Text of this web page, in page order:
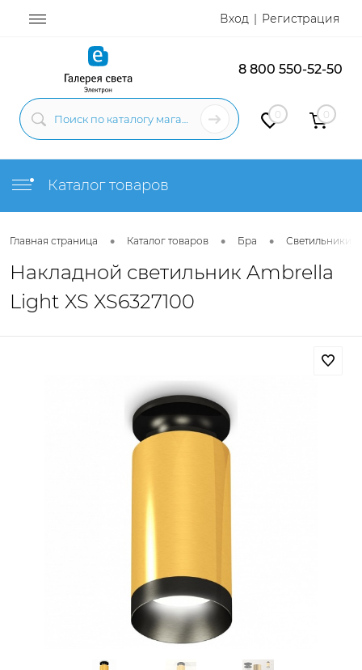
Вход Регистрация
8 800 550-52-50
0 0
Каталог товаров
Главная страница • Каталог товаров • Бра • Светильники
Накладной светильник Ambrella
Light XS XS6327100